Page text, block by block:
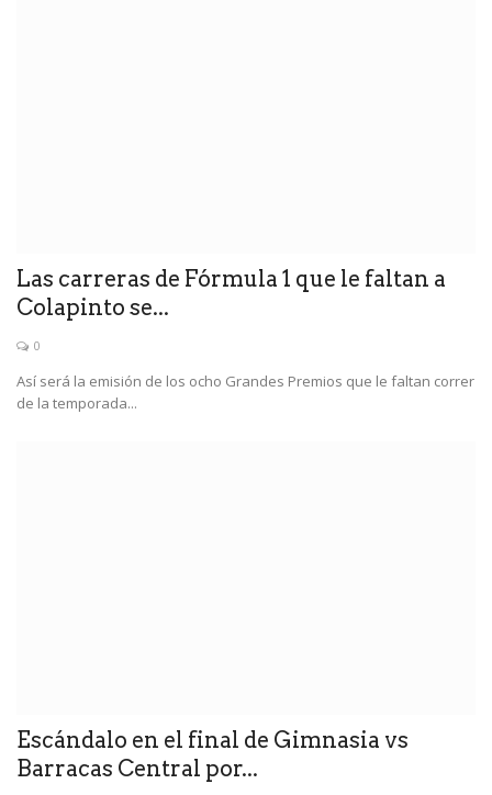
Las carreras de Fórmula 1 que le faltan a
Colapinto se...
0
Así será la emisión de los ocho Grandes Premios que le faltan correr
de la temporada...
Escándalo en el final de Gimnasia vs
Barracas Central por...